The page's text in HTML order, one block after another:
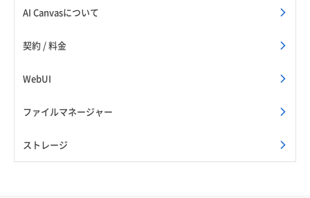
AI Canvasについて
契約 / 料金
WebUI
ファイルマネージャー
ストレージ